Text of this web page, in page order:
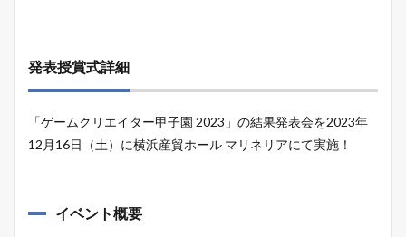
発表授賞式詳細
「ゲームクリエイター甲子園 2023」の結果発表会を2023年
12月16日（土）に横浜産貿ホール マリネリアにて実施！
イベント概要